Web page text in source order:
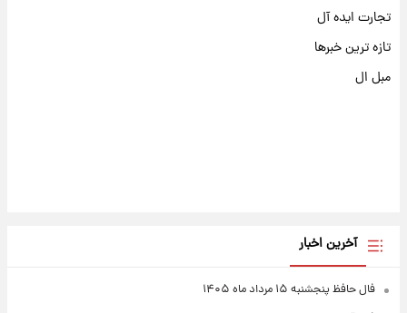
تجارت ایده آل
تازه ترین خبرها
مبل ال
آخرین اخبار
فال حافظ پنجشنبه ۱۵ مرداد ماه ۱۴۰۵